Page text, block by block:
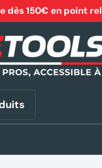
dès 150€ en point